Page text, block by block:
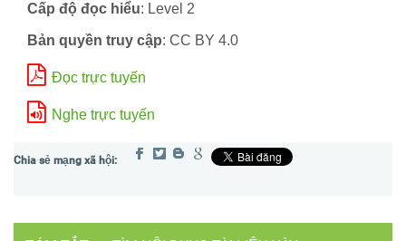
Cấp độ đọc hiểu: Level 2
Bản quyền truy cập: CC BY 4.0
Đọc trực tuyến
Nghe trực tuyến